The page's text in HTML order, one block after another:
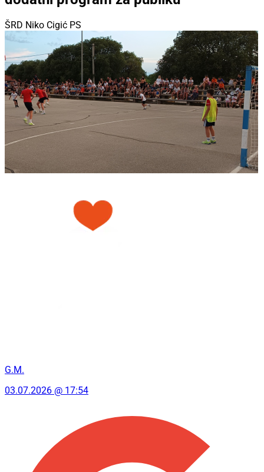
ŠRD Niko Cigić PS
G.M.
03.07.2026 @ 17:54